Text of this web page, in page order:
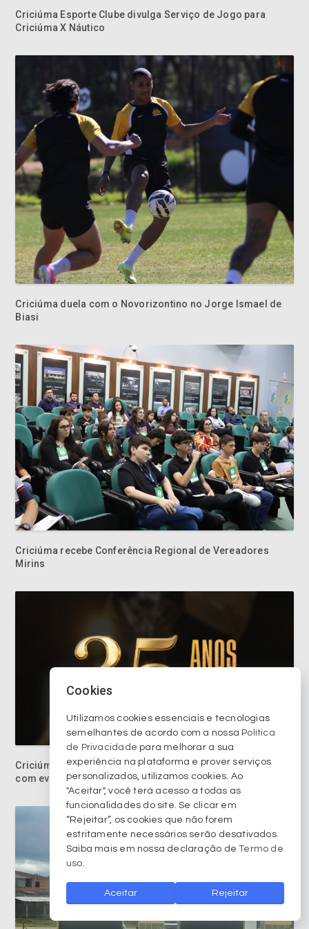
Criciúma duela com o Novorizontino no Jorge Ismael de
Biasi
Criciúma recebe Conferência Regional de Vereadores
Mirins
Criciúma celebra 35 anos da conquista da Copa do Brasil
com evento especial no Tigre Sports Bar
Cookies
Utilizamos cookies essenciais e tecnologias
semelhantes de acordo com a nossa Política
de Privacidade para melhorar a sua
experiência na plataforma e prover serviços
personalizados, utilizamos cookies. Ao
"Aceitar", você terá acesso a todas as
funcionalidades do site. Se clicar em
“Rejeitar”, os cookies que não forem
estritamente necessários serão desativados.
Saiba mais em nossa declaração deTermo de
uso.
Aceitar Rejeitar